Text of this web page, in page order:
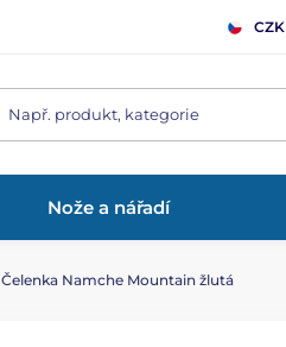
CZK
Např. produkt, kategorie
Nože a nářadí
Čelenka Namche Mountain žlutá